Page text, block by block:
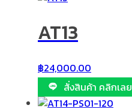
AT13
฿24,000.00
สั่งสินค้า คลิกเลย